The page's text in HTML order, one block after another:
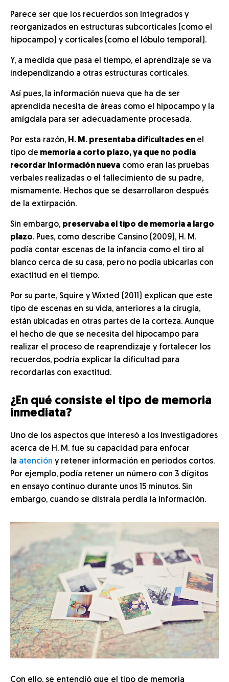
Parece ser que los recuerdos son integrados y
reorganizados en estructuras subcorticales (como el
hipocampo) y corticales (como el lóbulo temporal).
Y, a medida que pasa el tiempo, el aprendizaje se va
independizando a otras estructuras corticales.
Así pues, la información nueva que ha de ser
aprendida necesita de áreas como el hipocampo y la
amígdala para ser adecuadamente procesada.
Por esta razón, H. M. presentaba dificultades en el
tipo de memoria a corto plazo, ya que no podía
recordar información nueva como eran las pruebas
verbales realizadas o el fallecimiento de su padre,
mismamente. Hechos que se desarrollaron después
de la extirpación.
Sin embargo, preservaba el tipo de memoria a largo
plazo. Pues, como describe Cansino (2009), H. M.
podía contar escenas de la infancia como el tiro al
blanco cerca de su casa, pero no podía ubicarlas con
exactitud en el tiempo.
Por su parte, Squire y Wixted (2011) explican que este
tipo de escenas en su vida, anteriores a la cirugía,
están ubicadas en otras partes de la corteza. Aunque
el hecho de que se necesita del hipocampo para
realizar el proceso de reaprendizaje y fortalecer los
recuerdos, podría explicar la dificultad para
recordarlas con exactitud.
¿En qué consiste el tipo de memoria
inmediata?
Uno de los aspectos que interesó a los investigadores
acerca de H. M. fue su capacidad para enfocar
la atención y retener información en periodos cortos.
Por ejemplo, podía retener un número con 3 dígitos
en ensayo continuo durante unos 15 minutos. Sin
embargo, cuando se distraía perdía la información.
Con ello, se entendió que el tipo de memoria